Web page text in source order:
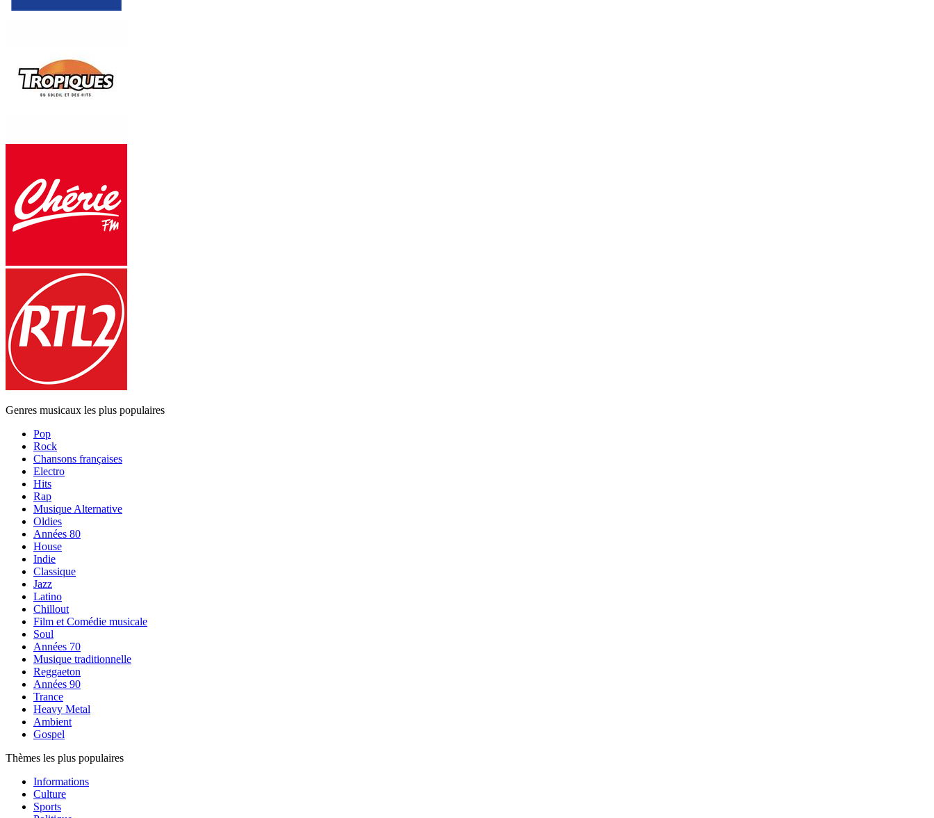
Genres musicaux les plus populaires
Pop
Rock
Chansons françaises
Electro
Hits
Rap
Musique Alternative
Oldies
Années 80
House
Indie
Classique
Jazz
Latino
Chillout
Film et Comédie musicale
Soul
Années 70
Musique traditionnelle
Reggaeton
Années 90
Trance
Heavy Metal
Ambient
Gospel
Thèmes les plus populaires
Informations
Culture
Sports